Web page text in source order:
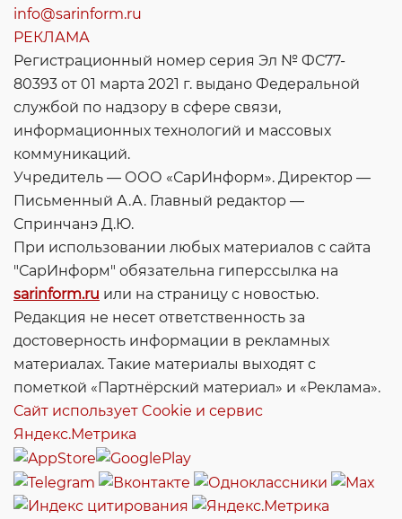
info@sarinform.ru
РЕКЛАМА
Регистрационный номер серия Эл № ФС77-
80393 от 01 марта 2021 г. выдано Федеральной
службой по надзору в сфере связи,
информационных технологий и массовых
коммуникаций.
Учредитель — ООО «СарИнформ». Директор —
Письменный А.А. Главный редактор —
Спринчанэ Д.Ю.
При использовании любых материалов с сайта
"СарИнформ" обязательна гиперссылка на
sarinform.ru или на страницу с новостью.
Редакция не несет ответственность за
достоверность информации в рекламных
материалах. Такие материалы выходят с
пометкой «Партнёрский материал» и «Реклама».
Сайт использует Cookie и сервиc
Яндекс.Метрика